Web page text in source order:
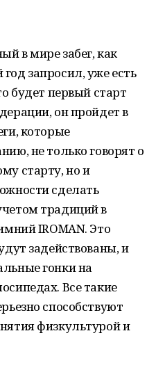
в мире забег, как
запросил, уже есть
будет первый старт
он пройдет в
которые
не только говорят о
старту, но и
сделать
традиций в
IROMAN. Это
задействованы, и
гонки на
Все такие
способствуют
физкультурой и